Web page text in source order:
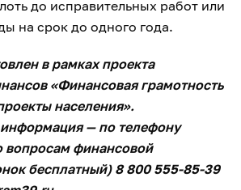
до исправительных работ или
на срок до одного года.
в рамках проекта
«Финансовая грамотность
населения».
— по телефону
вопросам финансовой
бесплатный) 8 800 555-85-39